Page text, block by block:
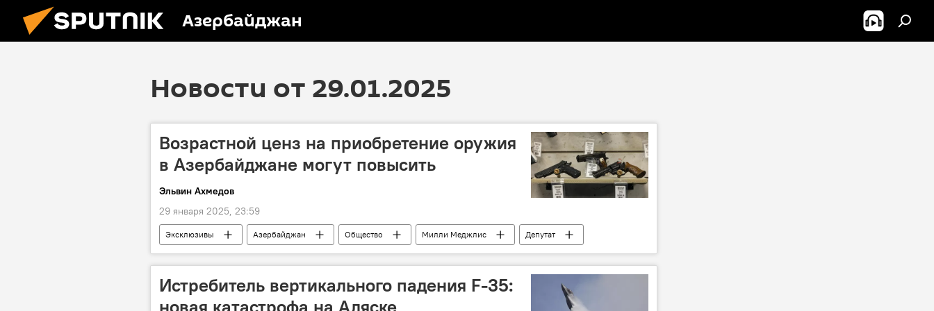
Азербайджан
Новости от 29.01.2025
Возрастной ценз на приобретение оружия
в Азербайджане могут повысить
Эльвин Ахмедов
29 января 2025, 23:59
Эксклюзивы Азербайджан Общество Милли Меджлис
Депутат
Огнестрельное оружие
Приобретение Хранение
Возрастной ценз
Истребитель вертикального падения F-35: